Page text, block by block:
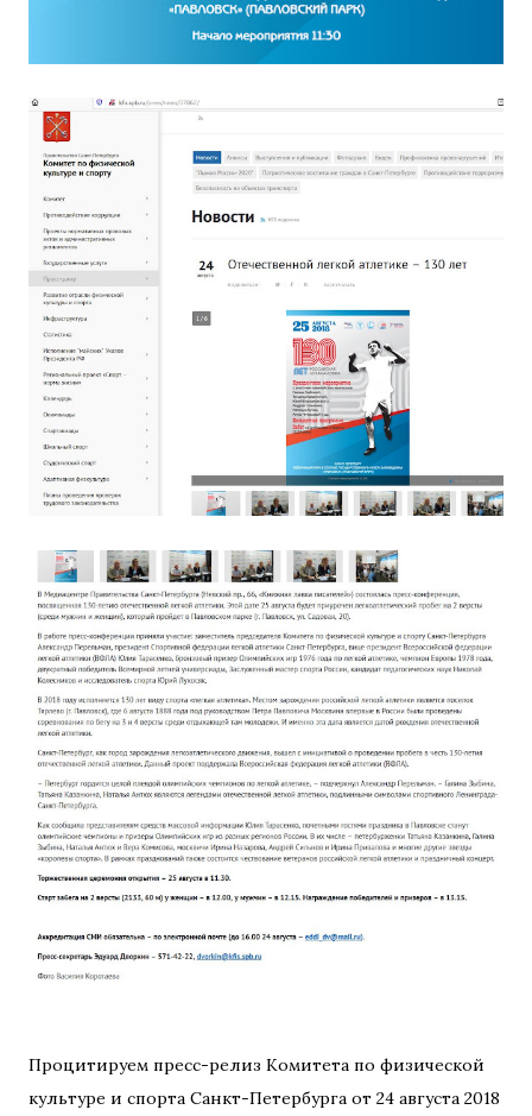
Процитируем пресс-релиз Комитета по физической
культуре и спорта Санкт-Петербурга от 24 августа 2018